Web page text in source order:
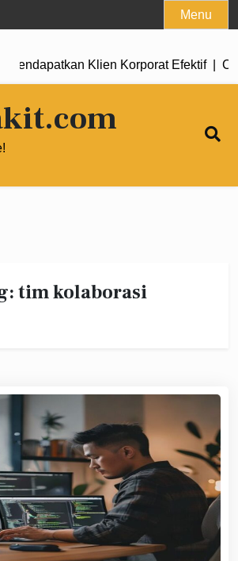
Menu
Klien Korporat Efektif |
tim kolaborasi